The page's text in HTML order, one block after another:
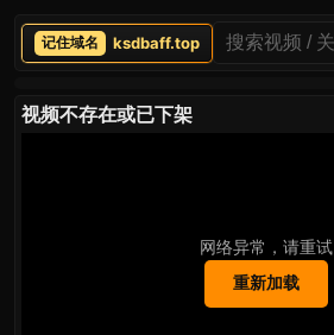
ksdbaff.top
视频不存在或已下架
网络异常，请重试
重新加载